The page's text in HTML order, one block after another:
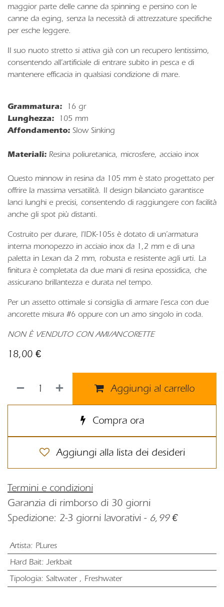
maggior parte delle canne da spinning e persino con le
canne da eging, senza la necessità di attrezzature specifiche
per esche leggere.
Il suo nuoto stretto si attiva già con un recupero lentissimo,
consentendo all’artificiale di entrare subito in pesca e di
mantenere efficacia in qualsiasi condizione di mare.
Grammatura: 16 gr
Lunghezza: 105 mm
Affondamento: Slow Sinking
Materiali: Resina poliuretanica, microsfere, acciaio inox
Questo minnow in resina da 105 mm è stato progettato per
offrire la massima versatilità. Il design bilanciato garantisce
lanci lunghi e precisi, consentendo di raggiungere con facilità
anche gli spot più distanti.
Costruito per durare, l’IDK-105s è dotato di un’armatura
interna monopezzo in acciaio inox da 1,2 mm e di una
paletta in Lexan da 2 mm, robusta e resistente agli urti. La
finitura è completata da due mani di resina epossidica, che
assicurano brillantezza e durata nel tempo.
Per un assetto ottimale si consiglia di armare l’esca con due
ancorette misura #6 oppure con un amo singolo in coda.
NON È VENDUTO CON AMI/ANCORETTE
18,00 €
Aggiungi al carrello
Compra ora
Aggiungi alla lista dei desideri
Termini e condizioni
Garanzia di rimborso di 30 giorni
Spedizione: 2-3 giorni lavorativi - 6,99 €
Artista: PLures
Hard Bait:Jerkbait
Tipologia: Saltwater, Freshwater